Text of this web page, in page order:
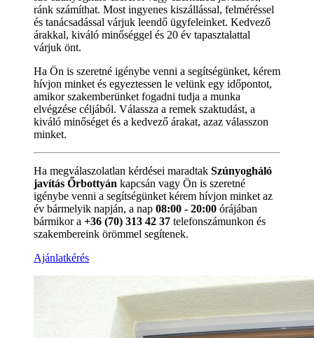
ránk számíthat. Most ingyenes kiszállással, felméréssel
és tanácsadással várjuk leendő ügyfeleinket. Kedvező
árakkal, kiváló minőséggel és 20 év tapasztalattal
várjuk önt.
Ha Ön is szeretné igénybe venni a segítségünket, kérem
hívjon minket és egyeztessen le velünk egy időpontot,
amikor szakemberünket fogadni tudja a munka
elvégzése céljából. Válassza a remek szaktudást, a
kiváló minőséget és a kedvező árakat, azaz válasszon
minket.
Ha megválaszolatlan kérdései maradtak Szúnyogháló
javítás Őrbottyán kapcsán vagy Ön is szeretné
igénybe venni a segítségünket kérem hívjon minket az
év bármelyik napján, a nap 08:00 - 20:00 órájában
bármikor a +36 (70) 313 42 37 telefonszámunkon és
szakembereink örömmel segítenek.
Ajánlatkérés